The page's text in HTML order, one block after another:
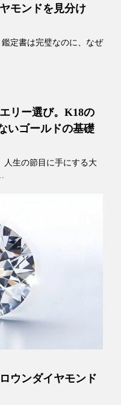
モンドを見分け
鑑定書は完璧なのに、なぜ
リー選び。K18の
いゴールドの基礎
人生の節目に手にする大
ウンダイヤモンド